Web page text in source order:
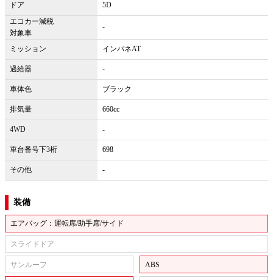
ドア
5D
エコカー減税
対象車
-
ミッション インパネAT
過給器 -
車体色 ブラック
排気量 660cc
4WD -
車台番号下3桁 698
その他 -
装備
エアバッグ：運転席/助手席/サイド
スライドドア
サンルーフ ABS